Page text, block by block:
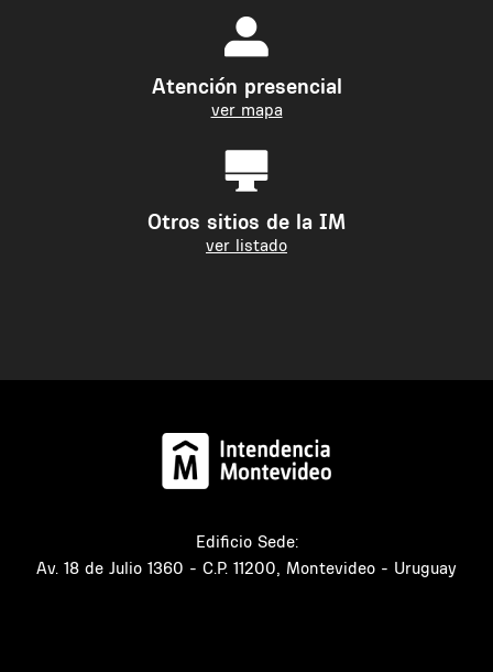
Atención presencial
ver mapa
Otros sitios de la IM
ver listado
Edificio Sede:
Av. 18 de Julio 1360 - C.P. 11200, Montevideo - Uruguay